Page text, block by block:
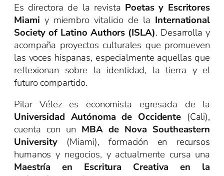
Es directora de la revista Poetas y Escritores
Miami y miembro vitalicio de la International
Society of Latino Authors (ISLA). Desarrolla y
acompaña proyectos culturales que promueven
las voces hispanas, especialmente aquellas que
reflexionan sobre la identidad, la tierra y el
futuro compartido.
Pilar Vélez es economista egresada de la
Universidad Autónoma de Occidente (Cali),
cuenta con un MBA de Nova Southeastern
University (Miami), formación en recursos
humanos y negocios, y actualmente cursa una
Maestría en Escritura Creativa en la